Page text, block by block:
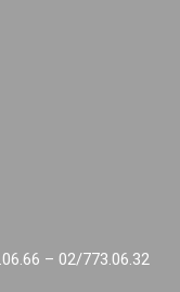
– 02/773.06.32